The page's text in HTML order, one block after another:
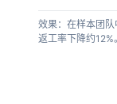
效果：在样本团队
返工率下降约12%。